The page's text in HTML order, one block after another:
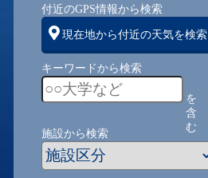
付近のGPS情報から検索
現在地から付近の天気を検索
キーワードから検索
を
含
む
施設から検索